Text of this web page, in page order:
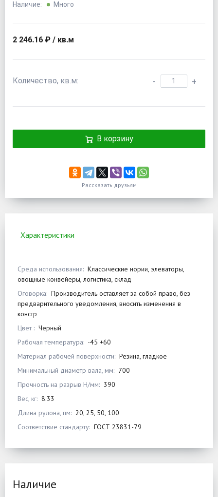
Наличие: Много
2 246.16 ₽ / кв.м
Количество, кв.м: - +
В корзину
Рассказать друзьям
Характеристики
Среда использования: Классические нории, элеваторы,
овощные конвейеры, логистика, склад
Оговорка: Производитель оставляет за собой право, без
предварительного уведомления, вносить изменения в
констр
Цвет : Черный
Рабочая температура: -45 +60
Материал рабочей поверхности: Резина, гладкое
Минимальный диаметр вала, мм: 700
Прочность на разрыв Н/мм: 390
Вес, кг: 8.33
Длина рулона, пм: 20, 25, 50, 100
Соответствие стандарту: ГОСТ 23831-79
Наличие